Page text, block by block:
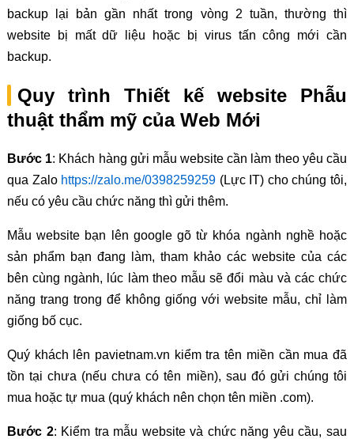
backup lại bản gần nhất trong vòng 2 tuần, thường thì
website bị mất dữ liệu hoặc bị virus tấn công mới cần
backup.
Quy trình Thiết kế website Phẫu
thuật thẩm mỹ của Web Mới
Bước 1: Khách hàng gửi mẫu website cần làm theo yêu cầu
qua Zalo https://zalo.me/0398259259 (Lực IT) cho chúng tôi,
nếu có yêu cầu chức năng thì gửi thêm.
Mẫu website bạn lên google gõ từ khóa ngành nghề hoặc
sản phẩm bạn đang làm, tham khảo các website của các
bên cùng ngành, lúc làm theo mẫu sẽ đổi màu và các chức
năng trang trong để không giống với website mẫu, chỉ làm
giống bố cục.
Quý khách lên pavietnam.vn kiểm tra tên miền cần mua đã
tồn tại chưa (nếu chưa có tên miền), sau đó gửi chúng tôi
mua hoặc tự mua (quý khách nên chọn tên miền .com).
Bước 2: Kiểm tra mẫu website và chức năng yêu cầu, sau